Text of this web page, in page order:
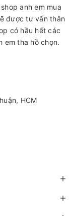
anh em mua
được tư vấn thân
có hầu hết các
em tha hồ chọn.
HCM